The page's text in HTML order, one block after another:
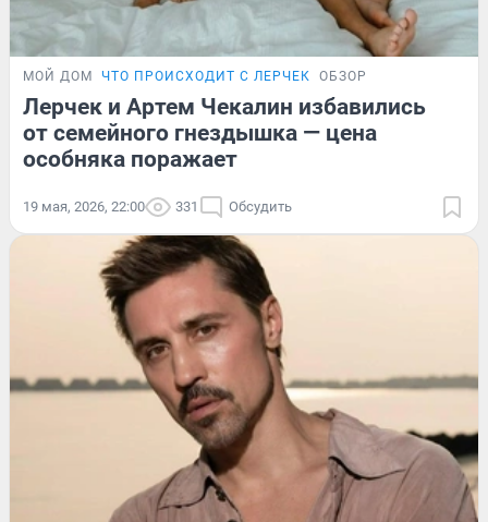
МОЙ ДОМ ЧТО ПРОИСХОДИТ С ЛЕРЧЕК ОБЗОР
Лерчек и Артем Чекалин избавились
от семейного гнездышка — цена
особняка поражает
19 мая, 2026, 22:00 331 Обсудить